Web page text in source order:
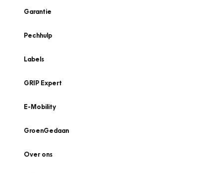
Garantie
Pechhulp
Labels
GRIP Expert
E-Mobility
GroenGedaan
Over ons